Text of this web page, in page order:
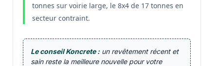
tonnes sur voirie large, le 8x4 de 17 tonnes en
secteur contraint.
Le conseil Koncrete :un revêtement récent et
sain reste la meilleure nouvelle pour votre